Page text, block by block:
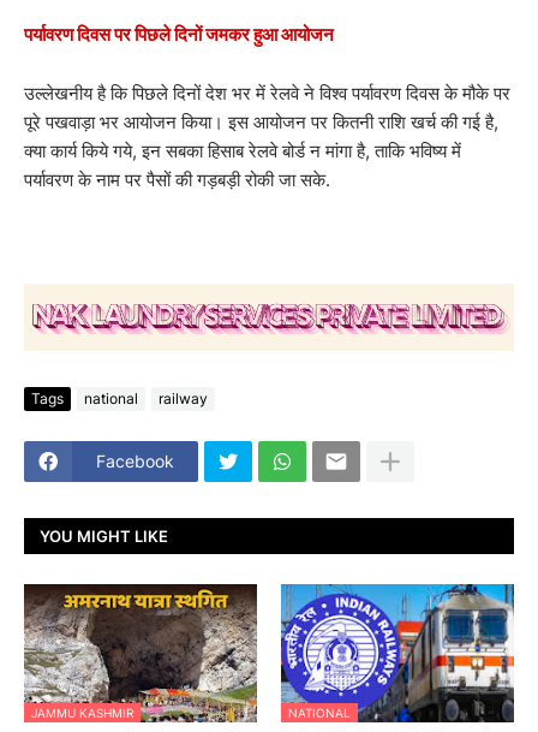
पर्यावरण दिवस पर पिछले दिनों जमकर हुआ आयोजन
उल्लेखनीय है कि पिछले दिनों देश भर में रेलवे ने विश्व पर्यावरण दिवस के मौके पर
पूरे पखवाड़ा भर आयोजन किया। इस आयोजन पर कितनी राशि खर्च की गई है,
क्या कार्य किये गये, इन सबका हिसाब रेलवे बोर्ड न मांगा है, ताकि भविष्य में
पर्यावरण के नाम पर पैसों की गड़बड़ी रोकी जा सके.
Tags national railway
Facebook
YOU MIGHT LIKE
JAMMU KASHMIR NATIONAL